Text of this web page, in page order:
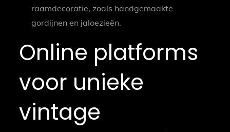
raamdecoratie, zoals handgemaakte
gordijnen en jaloezieën.
Online platforms
voor unieke
vintage